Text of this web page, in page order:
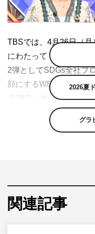
TBSでは、4月26日（
にわたって「SDGs（
2弾としてSDGs全社プ
顔にするWEEK」と題
月28日（水）の『東大
00）では、17問で
を放送する。
内すず、安住紳一郎
2026夏
グラ
関連記事